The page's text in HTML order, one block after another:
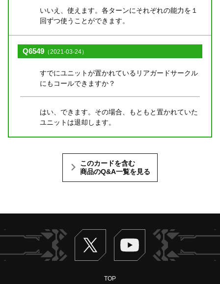
いいえ、使えます。各ターンにそれぞれの能力を１
回ずつ使うことができます。
Q6549 （2021-03-24）
すでにユニットが置かれているリアガードサークル
にもコールできますか？
はい、できます。その場合、もともと置かれていた
ユニットは退却します。
このカードを含む
商品のQ&A一覧を見る
Twitter ヴァンガードch
TOP